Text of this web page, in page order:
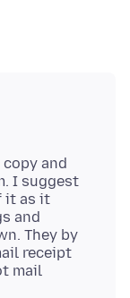
and
I suggest
it as it
and
They by
receipt
mail